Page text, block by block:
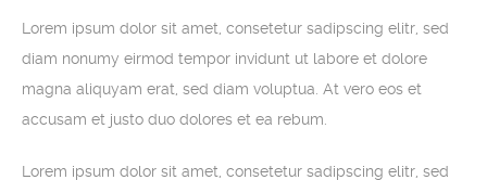
Lorem ipsum dolor sit amet, consetetur sadipscing elitr, sed
diam nonumy eirmod tempor invidunt ut labore et dolore
magna aliquyam erat, sed diam voluptua. At vero eos et
accusam et justo duo dolores et ea rebum.
Lorem ipsum dolor sit amet, consetetur sadipscing elitr, sed